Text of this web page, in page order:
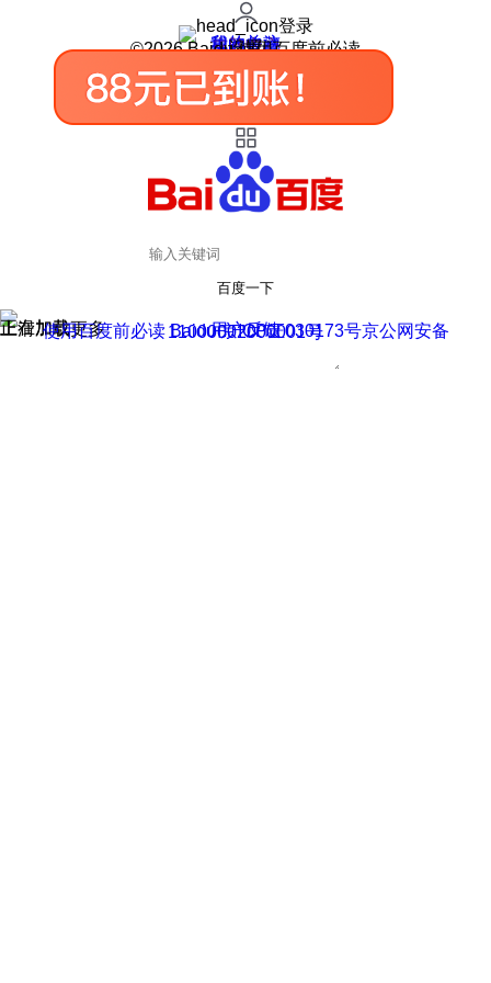
登录
我的关注
我的收藏
皮肤中心
用户反馈
设置
©2026 Baidu 使用百度前必读
百度一下
正在加载
上滑加载更多 用户反馈
使用百度前必读 Baidu 京ICP证030173号
京公网安备11000002000001号